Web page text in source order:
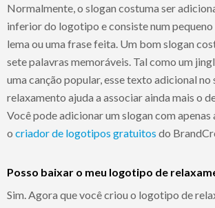
Normalmente, o slogan costuma ser
inferior do logotipo e consiste num
lema ou uma frase feita. Um bom slogan
sete palavras memoráveis. Tal como um
uma canção popular, esse texto adicional
relaxamento ajuda a associar ainda mais o
Você pode adicionar um slogan com apenas
o criador de logotipos gratuitos do
Posso baixar o meu logotipo de
Sim. Agora que você criou o logotipo de